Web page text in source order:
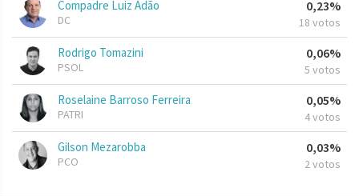
Compadre Luiz Adão
DC
0,23%
18 votos
Rodrigo Tomazini
PSOL
0,06%
5 votos
Roselaine Barroso Ferreira
PATRI
0,05%
4 votos
Gilson Mezarobba
PCO
0,03%
2 votos